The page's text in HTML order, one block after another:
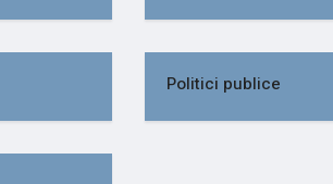
Politici publice